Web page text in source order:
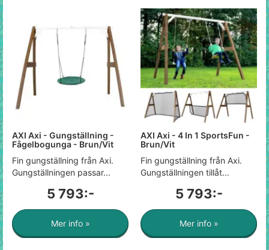
AXI Axi - Gungställning -
Fågelbogunga - Brun/Vit
Fin gungställning från Axi.
Gungställningen passar...
5 793:-
Mer info »
AXI Axi - 4 In 1 SportsFun -
Brun/Vit
Fin gungställning från Axi.
Gungställningen tillåt...
5 793:-
Mer info »